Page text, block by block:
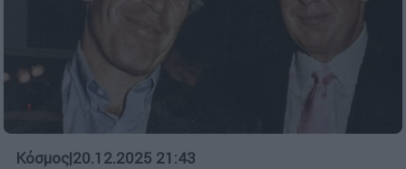
Κόσμος|20.12.2025 21:43